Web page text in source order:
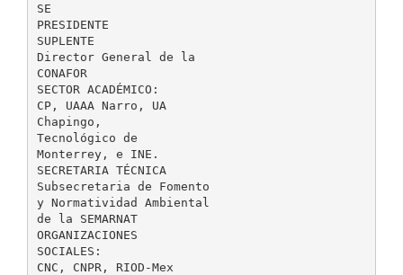
SE
PRESIDENTE
SUPLENTE
Director General de la
CONAFOR
SECTOR ACADÉMICO:
CP, UAAA Narro, UA
Chapingo,
Tecnológico de
Monterrey, e INE.
SECRETARIA TÉCNICA
Subsecretaria de Fomento
y Normatividad Ambiental
de la SEMARNAT
ORGANIZACIONES
SOCIALES:
CNC, CNPR, RIOD-Mex